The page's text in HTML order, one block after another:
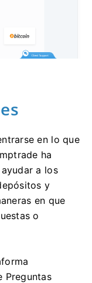
en lo que
ha
a los
y
en que
o
Preguntas